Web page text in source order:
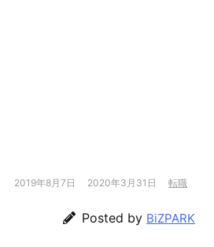
2019年8月7日 2020年3月31日 転職
Posted by BiZPARK